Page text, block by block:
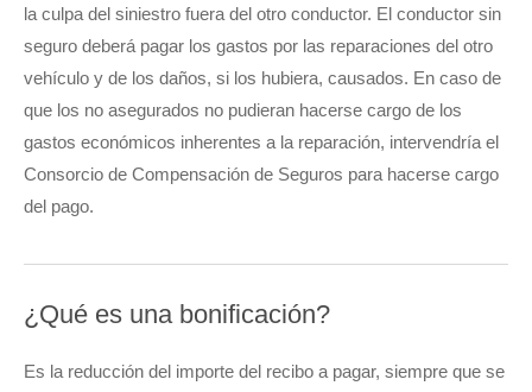
la culpa del siniestro fuera del otro conductor. El conductor sin
seguro deberá pagar los gastos por las reparaciones del otro
vehículo y de los daños, si los hubiera, causados. En caso de
que los no asegurados no pudieran hacerse cargo de los
gastos económicos inherentes a la reparación, intervendría el
Consorcio de Compensación de Seguros para hacerse cargo
del pago.
¿Qué es una bonificación?
Es la reducción del importe del recibo a pagar, siempre que se